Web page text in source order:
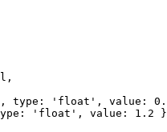
,
, type: ' float ' , value:
' float ' , value: 1.2